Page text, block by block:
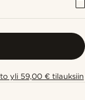
yli 59,00 € tilauksiin